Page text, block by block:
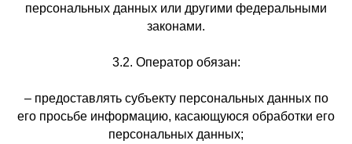
персональных данных или другими федеральными
законами.
3.2. Оператор обязан:
– предоставлять субъекту персональных данных по
его просьбе информацию, касающуюся обработки его
персональных данных;